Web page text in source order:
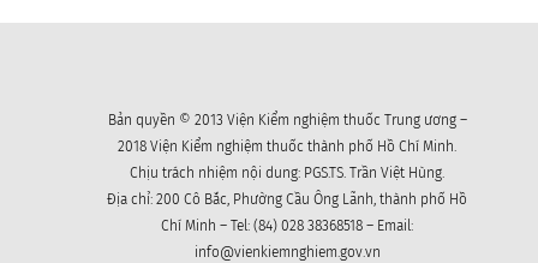
Bản quyền © 2013 Viện Kiểm nghiệm thuốc Trung ương –
2018 Viện Kiểm nghiệm thuốc thành phố Hồ Chí Minh.
Chịu trách nhiệm nội dung: PGS.TS. Trần Việt Hùng.
Địa chỉ: 200 Cô Bắc, Phường Cầu Ông Lãnh, thành phố Hồ
Chí Minh – Tel: (84) 028 38368518 – Email:
info@vienkiemnghiem.gov.vn